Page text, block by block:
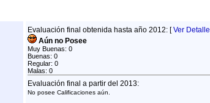
Evaluación final obtenida hasta año 2012: [Ver Detalle
Aún no Posee
Muy Buenas: 0
Buenas: 0
Regular: 0
Malas: 0
Evaluación final a partir del 2013:
No posee Calificaciones aún.